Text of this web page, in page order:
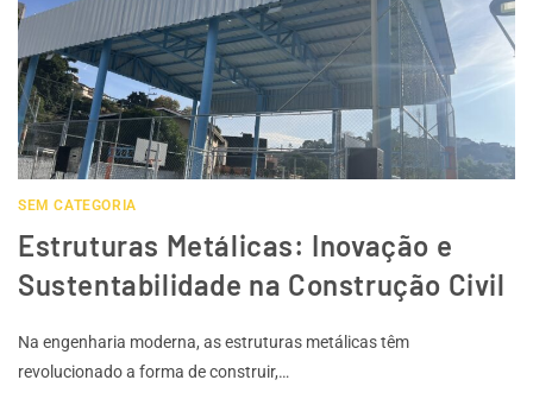
SEM CATEGORIA
Estruturas Metálicas: Inovação e
Sustentabilidade na Construção Civil
Na engenharia moderna, as estruturas metálicas têm
revolucionado a forma de construir,…